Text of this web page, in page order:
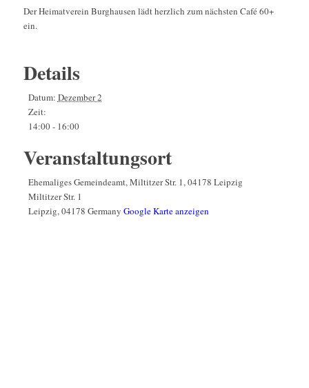
Der Heimatverein Burghausen lädt herzlich zum nächsten Café 60+
ein.
Details
Datum: Dezember 2
Zeit:
14:00 - 16:00
Veranstaltungsort
Ehemaliges Gemeindeamt, Miltitzer Str. 1, 04178 Leipzig
Miltitzer Str. 1
Leipzig,04178 Germany Google Karte anzeigen